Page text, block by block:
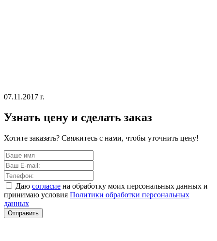
07.11.2017 г.
Узнать цену и сделать заказ
Хотите заказать? Свяжитесь с нами, чтобы уточнить цену!
Даю согласие на обработку моих персональных данных и
принимаю условия Политики обработки персональных
данных
Отправить